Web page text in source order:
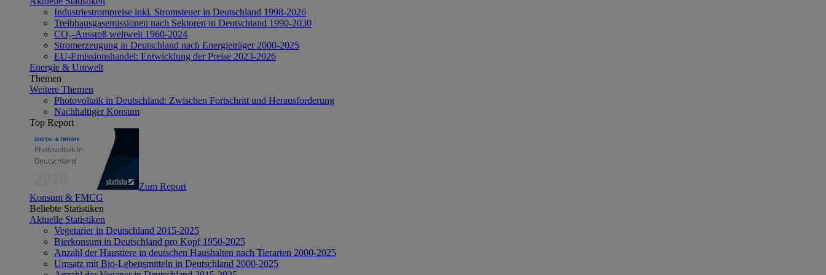
Industriestrompreise inkl. Stromsteuer in Deutschland 1998-2026
Treibhausgasemissionen nach Sektoren in Deutschland 1990-2030
CO₂-Ausstoß weltweit 1960-2024
Stromerzeugung in Deutschland nach Energieträger 2000-2025
EU-Emissionshandel: Entwicklung der Preise 2023-2026
Energie & Umwelt
Themen
Weitere Themen
Photovoltaik in Deutschland: Zwischen Fortschritt und Herausforderung
Nachhaltiger Konsum
Top Report
Zum Report
Konsum & FMCG
Beliebte Statistiken
Aktuelle Statistiken
Vegetarier in Deutschland 2015-2025
Bierkonsum in Deutschland pro Kopf 1950-2025
Anzahl der Haustiere in deutschen Haushalten nach Tierarten 2000-2025
Umsatz mit Bio-Lebensmitteln in Deutschland 2000-2025